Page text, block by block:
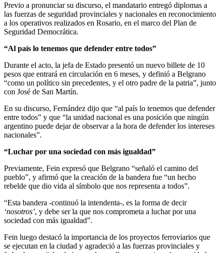
Previo a pronunciar su discurso, el mandatario entregó diplomas a
las fuerzas de seguridad provinciales y nacionales en reconocimiento
a los operativos realizados en Rosario, en el marco del Plan de
Seguridad Democrática.
“Al país lo tenemos que defender entre todos”
Durante el acto, la jefa de Estado presentó un nuevo billete de 10
pesos que entrará en circulación en 6 meses, y definió a Belgrano
“como un político sin precedentes, y el otro padre de la patria”, junto
con José de San Martín.
En su discurso, Fernández dijo que “al país lo tenemos que defender
entre todos” y que “la unidad nacional es una posición que ningún
argentino puede dejar de observar a la hora de defender los intereses
nacionales”.
“Luchar por una sociedad con más igualdad”
Previamente, Fein expresó que Belgrano “señaló el camino del
pueblo”, y afirmó que la creación de la bandera fue “un hecho
rebelde que dio vida al símbolo que nos representa a todos”.
“Esta bandera -continuó la intendenta-, es la forma de decir
‘nosotros’, y debe ser la que nos comprometa a luchar por una
sociedad con más igualdad”.
Fein luego destacó la importancia de los proyectos ferroviarios que
se ejecutan en la ciudad y agradeció a las fuerzas provinciales y